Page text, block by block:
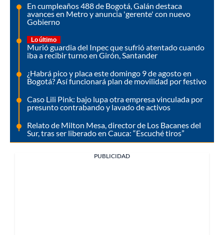
En cumpleaños 488 de Bogotá, Galán destaca
avances en Metro y anuncia 'gerente' con nuevo
Gobierno
Lo último
Murió guardia del Inpec que sufrió atentado cuando
iba a recibir turno en Girón, Santander
¿Habrá pico y placa este domingo 9 de agosto en
Bogotá? Así funcionará plan de movilidad por festivo
Caso Lili Pink: bajo lupa otra empresa vinculada por
presunto contrabando y lavado de activos
Relato de Milton Mesa, director de Los Bacanes del
Sur, tras ser liberado en Cauca: “Escuché tiros”
PUBLICIDAD